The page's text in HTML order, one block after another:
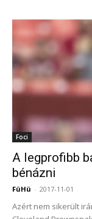
Foci
A legprofibb
bénázni
FüHü - 2017-11-01
Azért nem sikerült